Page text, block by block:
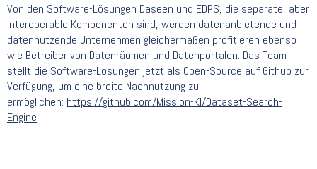
Von den Software-Lösungen Daseen und EDPS, die separate, aber
interoperable Komponenten sind, werden datenanbietende und
datennutzende Unternehmen gleichermaßen profitieren ebenso
wie Betreiber von Datenräumen und Datenportalen. Das Team
stellt die Software-Lösungen jetzt als Open-Source auf Github zur
Verfügung, um eine breite Nachnutzung zu
ermöglichen: https://github.com/Mission-KI/Dataset-Search-
Engine